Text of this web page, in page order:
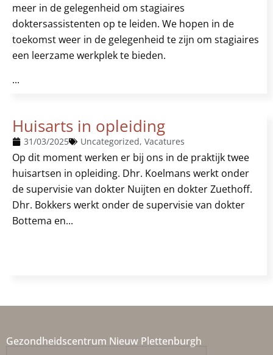
meer in de gelegenheid om stagiaires
doktersassistenten op te leiden. We hopen in de
toekomst weer in de gelegenheid te zijn om stagiaires
een leerzame werkplek te bieden.
...
Huisarts in opleiding
31/03/2025 Uncategorized, Vacatures
Op dit moment werken er bij ons in de praktijk twee
huisartsen in opleiding. Dhr. Koelmans werkt onder
de supervisie van dokter Nuijten en dokter Zuethoff.
Dhr. Bokkers werkt onder de supervisie van dokter
Bottema en...
Gezondheidscentrum Nieuw Plettenburgh